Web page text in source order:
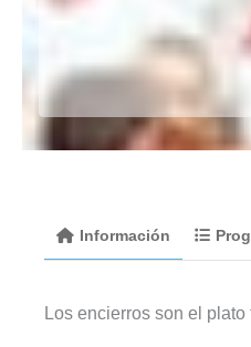
Información
Los encierros son el